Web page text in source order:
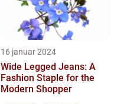
16 januar 2024
Wide Legged Jeans: A
Fashion Staple for the
Modern Shopper